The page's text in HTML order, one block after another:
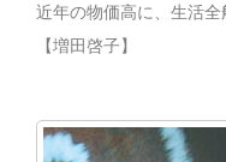
近年の物価高に、生活全
【増田啓子】